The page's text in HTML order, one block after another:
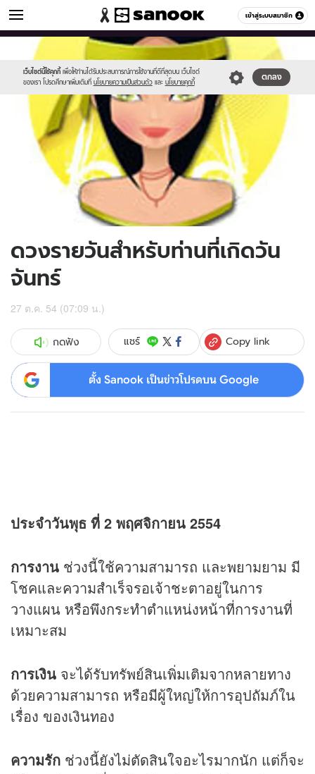
เข้าสู่ระบบสมาชิก
ดูดวง หมวดอื่นๆ
เว็บไซต์นี้ใช้คุกกี้ เพื่อให้ท่านได้รับประสบการณ์การใช้งานที่ดีที่สุดบน เว็บไซต์
ของเรา โปรดศึกษาเพิ่มเติมที่ นโยบายความเป็นส่วนตัว และ นโยบายคุกกี้
ตกลง
Sanook
//s.isanook.com/sr/0/images/logo-
new-
sanook.png
//s.isanook.com/ho/0/ud/4/20613/170-
mon.jpg
ดวงรายวันสำหรับท่านที่เกิดวัน
จันทร์
27 ต.ค. 54 (07:09 น.)
กดฟัง แชร์ Copy link
ตั้ง Sanook เป็นข่าวโปรดบน Google
ประจำวันพุธ ที่ 2 พฤศจิกายน 2554
การงาน ช่วงนี้ใช้ความสามารถ และพยามยาม มี
โชคและความสำเร็จรอเจ้าชะตาอยู่ในการ
วางแผน หรือพึงกระทำตำแหน่งหน้าที่การงานที่
เหมาะสม
การเงิน จะได้รับทรัพย์สินเพิ่มเติมจากหลายทาง
ด้วยความสามารถ หรือมีผู้ใหญ่ให้การอุปถัมภ์ใน
เรื่อง ของเงินทอง
ความรัก ช่วงนี้ยังไม่ตัดสินใจอะไรมากนัก แต่ก็จะ